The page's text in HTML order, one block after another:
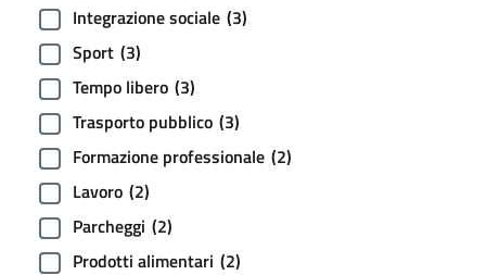
Integrazione sociale (3)
Sport (3)
Tempo libero (3)
Trasporto pubblico (3)
Formazione professionale (2)
Lavoro (2)
Parcheggi (2)
Prodotti alimentari (2)